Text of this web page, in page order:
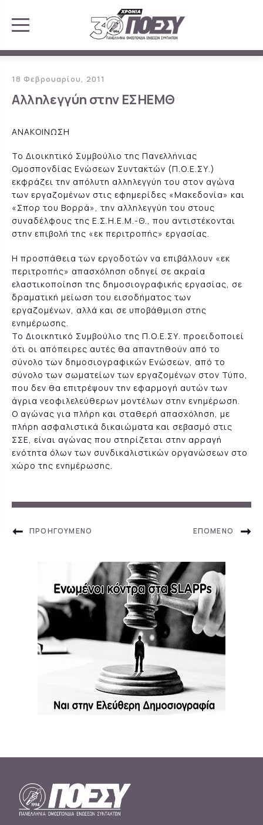
18 Φεβρουαρίου, 2011
Αλληλεγγύη στην ΕΣΗΕΜΘ
ΑΝΑΚΟΙΝΩΣΗ
Το Διοικητικό Συμβούλιο της Πανελλήνιας
Ομοσπονδίας Ενώσεων Συντακτών (Π.Ο.Ε.ΣΥ.)
εκφράζει την απόλυτη αλληλεγγύη του στον αγώνα
των εργαζομένων στις εφημερίδες «Μακεδονία» και
«Σπορ του Βορρά», την αλληλεγγύη του στους
συναδέλφους της Ε.Σ.Η.Ε.Μ.-Θ., που αντιστέκονται
στην επιβολή της «εκ περιτροπής» εργασίας.
Η προσπάθεια των εργοδοτών να επιβάλλουν «εκ
περιτροπής» απασχόληση οδηγεί σε ακραία
ελαστικοποίηση της δημοσιογραφικής εργασίας, σε
δραματική μείωση του εισοδήματος των
εργαζομένων, αλλά και σε υποβάθμιση στης
ενημέρωσης.
Το Διοικητικό Συμβούλιο της Π.Ο.Ε.ΣΥ. προειδοποιεί
ότι οι απόπειρες αυτές θα απαντηθούν από το
σύνολο των δημοσιογραφικών Ενώσεων, από το
σύνολο των σωματείων των εργαζομένων στον Τύπο,
που δεν θα επιτρέψουν την εφαρμογή αυτών των
άγρια νεοφιλελεύθερων μοντέλων στην ενημέρωση.
Ο αγώνας για πλήρη και σταθερή απασχόληση, με
πλήρη ασφαλιστικά δικαιώματα και σεβασμό στις
ΣΣΕ, είναι αγώνας που στηρίζεται στην αρραγή
ενότητα όλων των συνδικαλιστικών οργανώσεων στο
χώρο της ενημέρωσης.